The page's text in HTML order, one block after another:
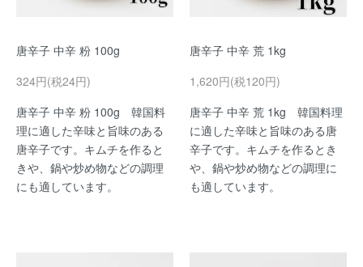
唐辛子 中辛 粉 100g
324円(税24円)
唐辛子 中辛 粉 100g 韓国料
理に適した辛味と旨味のある
唐辛子です。キムチを作ると
きや、鍋や炒め物などの調理
にも適しています。
唐辛子 中辛 荒 1kg
1,620円(税120円)
唐辛子 中辛 荒 1kg 韓国料理
に適した辛味と旨味のある唐
辛子です。キムチを作るとき
や、鍋や炒め物などの調理に
も適しています。